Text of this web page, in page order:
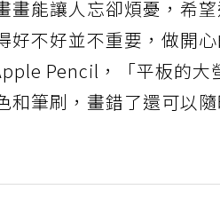
畫能讓人忘卻煩憂，希
好不好並不重要，做開
Pencil，「平板的
和筆刷，畫錯了還可以